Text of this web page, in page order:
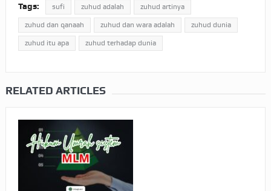
Tags: sufi zuhud adalah zuhud artinya
zuhud dan qanaah zuhud dan wara adalah zuhud dunia
zuhud itu apa zuhud terhadap dunia
RELATED ARTICLES